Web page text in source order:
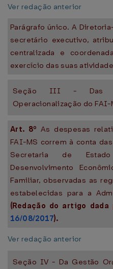
Ver redação anterior
Parágrafo único. A
secretário executivo,
centralizada e
exercício das suas
Seção III - Das
Operacionalização do FAI-
Art. 8º As despesas
FAI-MS correm à conta
Secretaria de
Desenvolvimento
Familiar, observadas as
estabelecidas para a
(Redação do artigo dada
16/08/2017).
Ver redação anterior
Seção IV - Da Gestão